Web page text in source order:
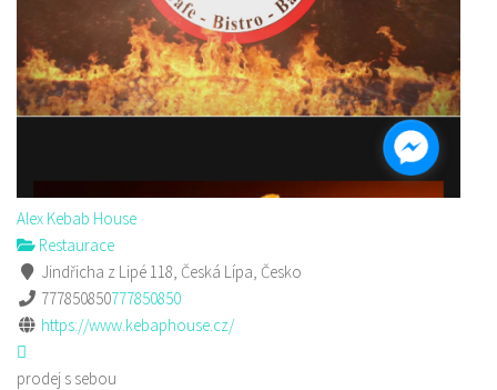
Alex Kebab House
Restaurace
Jindřicha z Lipé 118, Česká Lípa, Česko
777850850777850850
https://www.kebaphouse.cz/
prodej s sebou